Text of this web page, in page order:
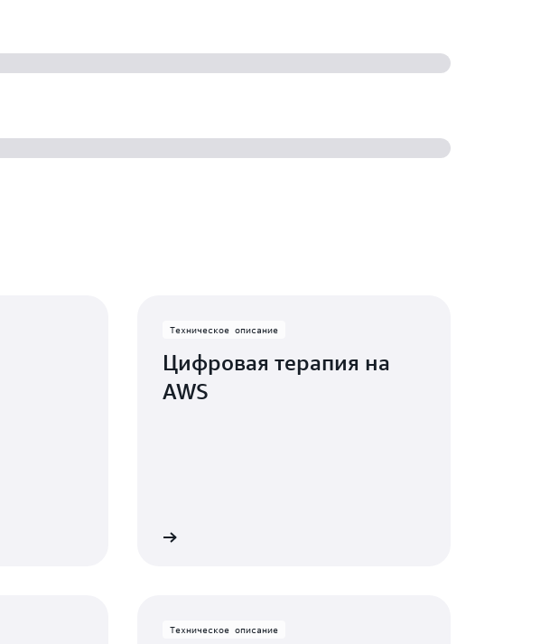
Техническое описание
Цифровая терапия на
AWS
Техническое описание